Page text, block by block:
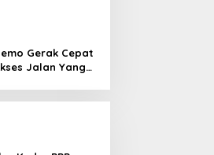
Gerak Cepat
Jalan Yang